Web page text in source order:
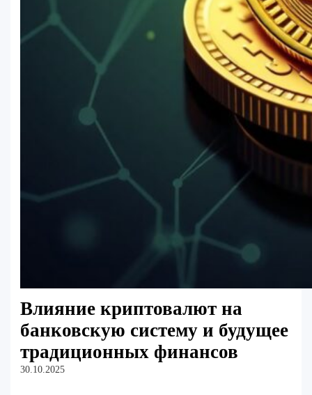
Влияние криптовалют на
банковскую систему и будущее
традиционных финансов
30.10.2025